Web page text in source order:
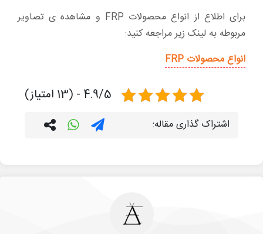
برای اطلاع از انواع محصولات FRP و مشاهده ی تصاویر
مربوطه به لینک زیر مراجعه کنید:
انواع محصولات FRP
4.9/5 - (13 امتیاز)
اشتراک گذاری مقاله: